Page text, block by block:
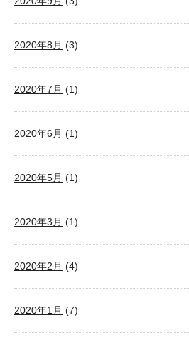
2020年8月 (3)
2020年7月 (1)
2020年6月 (1)
2020年5月 (1)
2020年3月 (1)
2020年2月 (4)
2020年1月 (7)